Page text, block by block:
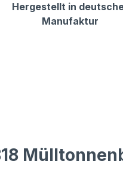
Hergestellt in
Manufaktur